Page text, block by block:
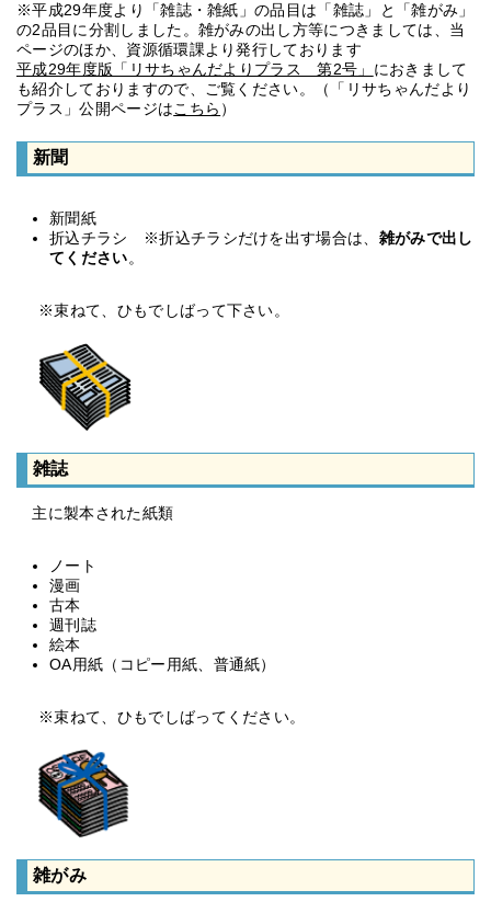
※平成29年度より「雑誌・雑紙」の品目は「雑誌」と「雑がみ」
の2品目に分割しました。雑がみの出し方等につきましては、当
ページのほか、資源循環課より発行しております
平成29年度版「リサちゃんだよりプラス 第2号」 におきまして
も紹介しておりますので、ご覧ください。（「リサちゃんだより
プラス」公開ページはこちら ）
新聞
新聞紙
折込チラシ ※折込チラシだけを出す場合は、 雑がみで出し
てください。
※束ねて、ひもでしばって下さい。
雑誌
主に製本された紙類
ノート
漫画
古本
週刊誌
絵本
OA用紙（コピー用紙、普通紙）
※束ねて、ひもでしばってください。
雑がみ